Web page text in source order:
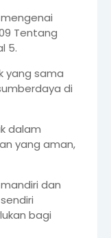
Tentang
5.
yang sama
di
dalam
yang aman,
dan
bagi